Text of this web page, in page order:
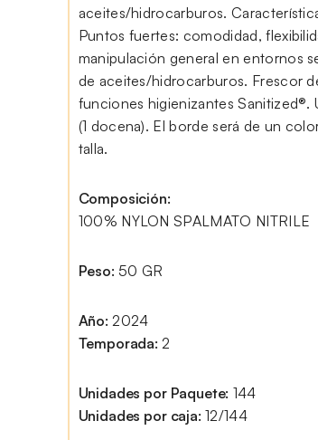
aceites/hidrocarburos.
Puntos fuertes: comodidad,
manipulación general en entornos
de aceites/hidrocarburos. Frescor
funciones higienizantes Sanitized®.
(1 docena). El borde será de un
talla.
Composición:
100% NYLON SPALMATO NITRILE
Peso: 50 GR
Año: 2024
Temporada: 2
Unidades por Paquete: 144
Unidades por caja: 12/144